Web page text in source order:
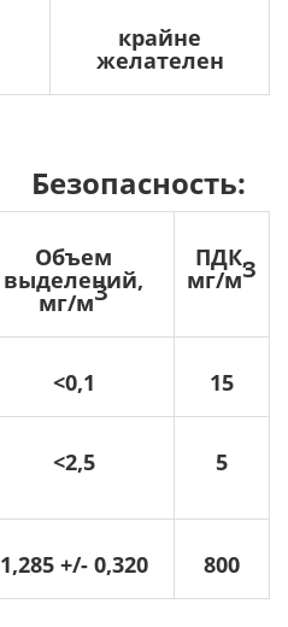
крайне
желателен
Безопасность:
Объем
выделений,
мг/мЗ
ПДК,
мг/мЗ
<0,1 15
<2,5 5
1,285 +/- 0,320 800